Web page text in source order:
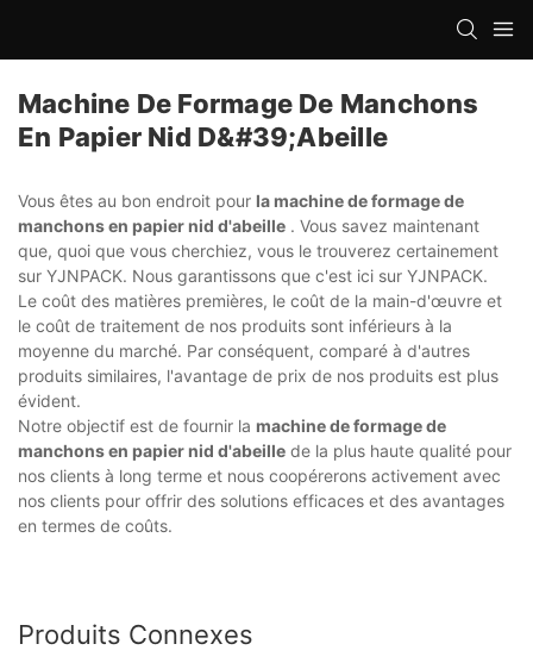
Machine De Formage De Manchons
En Papier Nid D&#39;abeille
Vous êtes au bon endroit pour la machine de formage de
manchons en papier nid d'abeille . Vous savez maintenant
que, quoi que vous cherchiez, vous le trouverez certainement
sur YJNPACK. Nous garantissons que c'est ici sur YJNPACK.
Le coût des matières premières, le coût de la main-d'œuvre et
le coût de traitement de nos produits sont inférieurs à la
moyenne du marché. Par conséquent, comparé à d'autres
produits similaires, l'avantage de prix de nos produits est plus
évident.
Notre objectif est de fournir la machine de formage de
manchons en papier nid d'abeille de la plus haute qualité pour
nos clients à long terme et nous coopérerons activement avec
nos clients pour offrir des solutions efficaces et des avantages
en termes de coûts.
Produits Connexes